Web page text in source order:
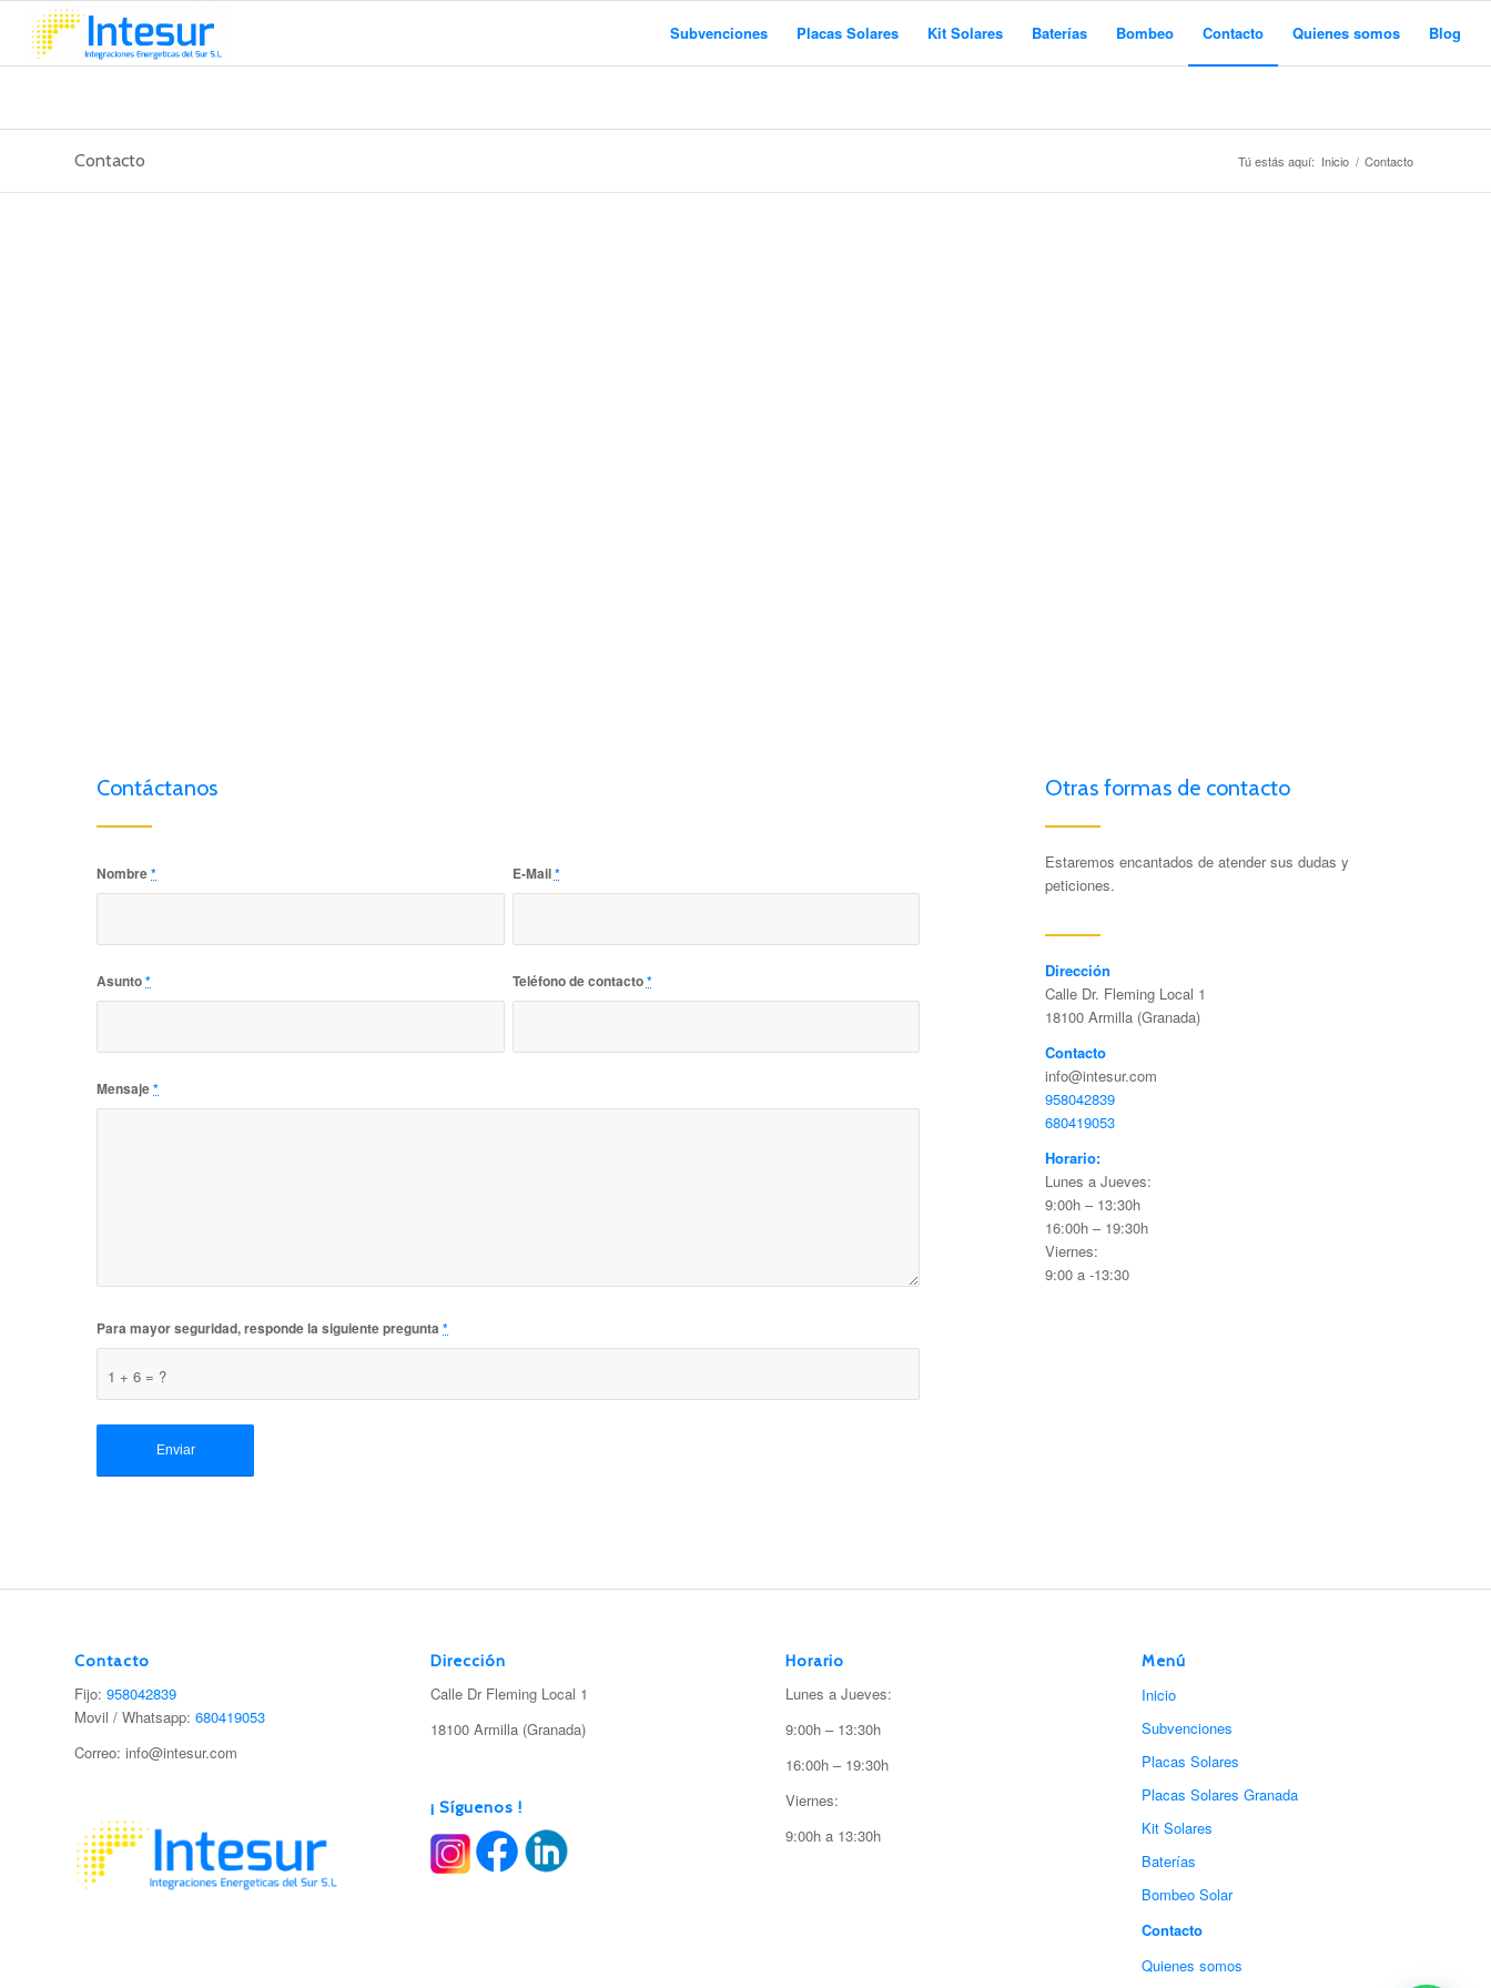
Subvenciones Placas Solares Kit Solares Baterías Bombeo Contacto Quienes somos Blog
Contacto Tú estás aquí: Inicio / Contacto
Contáctanos
Nombre* E-Mail*
Asunto* Teléfono de contacto*
Mensaje*
1 + 6 = ?
Para mayor seguridad, responde la siguiente pregunta *
Otras formas de contacto
Estaremos encantados de atender sus dudas y
peticiones.
Dirección
Calle Dr. Fleming Local 1
18100 Armilla (Granada)
Contacto
info@intesur.com
958042839
680419053
Horario:
Lunes a Jueves:
9:00h – 13:30h
16:00h – 19:30h
Viernes:
9:00 a -13:30
Contacto
Fijo: 958042839
Movil / Whatsapp: 680419053
Correo: info@intesur.com
Dirección
Calle Dr Fleming Local 1
18100 Armilla (Granada)
¡ Síguenos !
Horario
Lunes a Jueves:
9:00h – 13:30h
16:00h – 19:30h
Viernes:
9:00h a 13:30h
Menú
Inicio
Subvenciones
Placas Solares
Placas Solares Granada
Kit Solares
Baterías
Bombeo Solar
Contacto
Quienes somos